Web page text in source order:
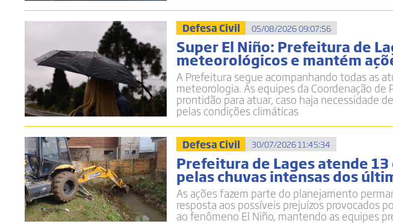
Defesa Civil 05/08/2026 09:07:56
Super El Niño: Prefeitura de
meteorológicos e mantém
A Prefeitura segue acompanhando todas as
meteorologia. As equipes da Coordenação
prontidão para atuar, caso haja necessidade
pelas condições climáticas
Defesa Civil 30/07/2026 11:45:34
Prefeitura de Lages atende
pelas chuvas intensas dos
As ações fazem parte do planejamento
resposta aos possíveis prejuízos provocados
ao fenômeno El Niño, mantendo as equipes